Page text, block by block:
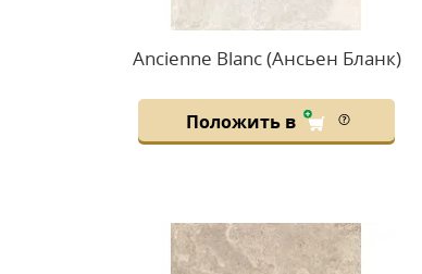
Ancienne Blanc (Ансьен Бланк)
Положить в